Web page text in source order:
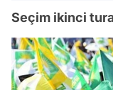
Seçim ikinci tura